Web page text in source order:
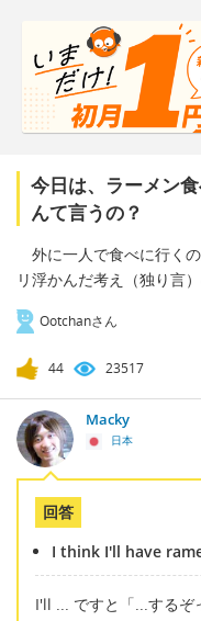
今日は、ラーメン
んて言うの？
外に一人で食べに行く
リ浮かんだ考え（独り言
Ootchanさん
44 23517
Macky
日本
回答
I think I'll have
I'll ... ですと「...するぞ